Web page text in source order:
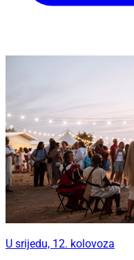
U srijedu, 12. kolovoza